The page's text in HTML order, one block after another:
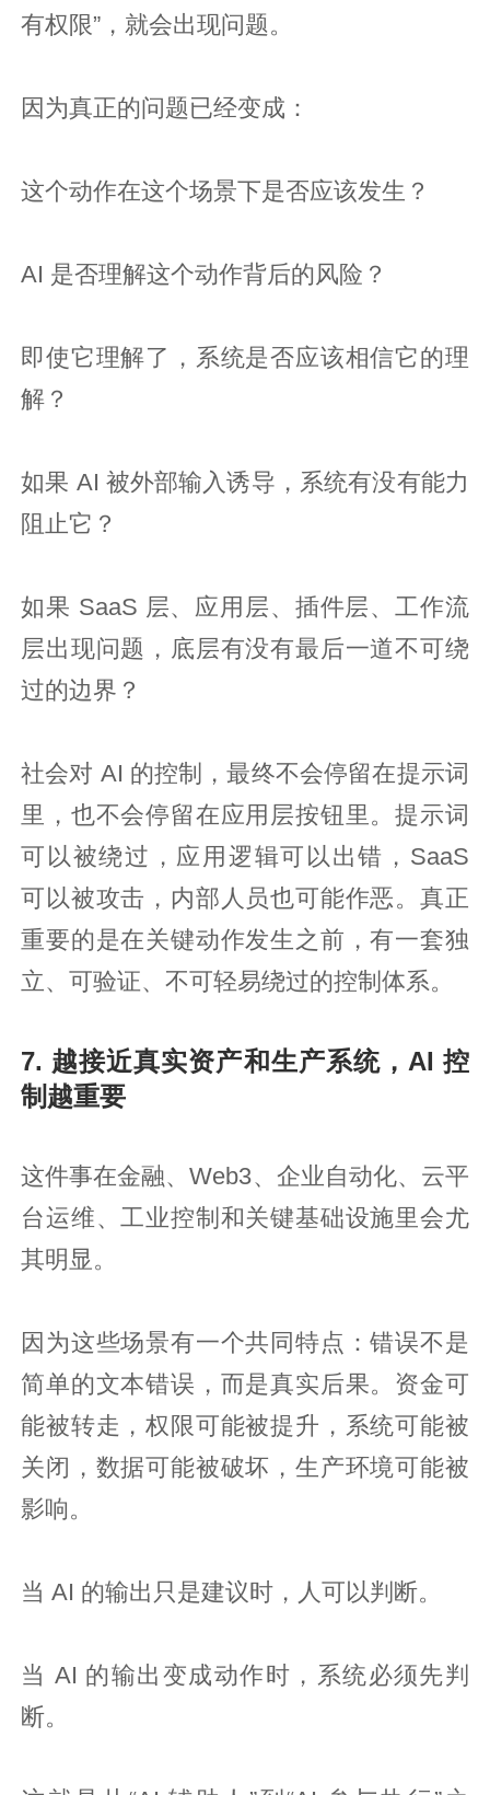
有权限”，就会出现问题。
因为真正的问题已经变成：
这个动作在这个场景下是否应该发生？
AI 是否理解这个动作背后的风险？
即使它理解了，系统是否应该相信它的理
解？
如果 AI 被外部输入诱导，系统有没有能力
阻止它？
如果 SaaS 层、应用层、插件层、工作流
层出现问题，底层有没有最后一道不可绕
过的边界？
社会对 AI 的控制，最终不会停留在提示词
里，也不会停留在应用层按钮里。提示词
可以被绕过，应用逻辑可以出错，SaaS
可以被攻击，内部人员也可能作恶。真正
重要的是在关键动作发生之前，有一套独
立、可验证、不可轻易绕过的控制体系。
7. 越接近真实资产和生产系统，AI 控
制越重要
这件事在金融、Web3、企业自动化、云平
台运维、工业控制和关键基础设施里会尤
其明显。
因为这些场景有一个共同特点：错误不是
简单的文本错误，而是真实后果。资金可
能被转走，权限可能被提升，系统可能被
关闭，数据可能被破坏，生产环境可能被
影响。
当 AI 的输出只是建议时，人可以判断。
当 AI 的输出变成动作时，系统必须先判
断。